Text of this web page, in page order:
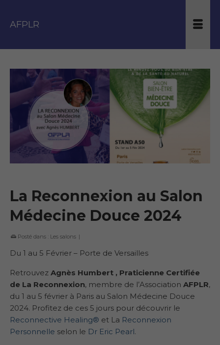
AFPLR
La Reconnexion au Salon
Médecine Douce 2024
Posté dans : Les salons |
Du 1 au 5 Février – Porte de Versailles
Retrouvez Agnès Humbert , Praticienne Certifiée
de La Reconnexion, membre de l’Association AFPLR,
du 1 au 5 février à Paris au Salon Médecine Douce
2024. Profitez de ces 5 jours pour découvrir le
Reconnective Healing® et La Reconnexion
Personnelle selon le Dr Eric Pearl.